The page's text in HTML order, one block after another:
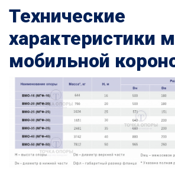
Технические
характеристики
мобильной